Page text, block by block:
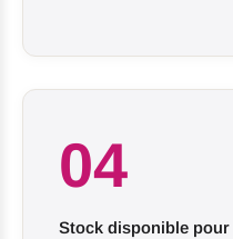
04
Stock disponible